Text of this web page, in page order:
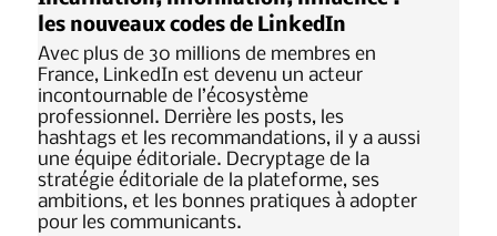
les nouveaux codes de LinkedIn
Avec plus de 30 millions de membres en
France, LinkedIn est devenu un acteur
incontournable de l’écosystème
professionnel. Derrière les posts, les
hashtags et les recommandations, il y a aussi
une équipe éditoriale. Decryptage de la
stratégie éditoriale de la plateforme, ses
ambitions, et les bonnes pratiques à adopter
pour les communicants.